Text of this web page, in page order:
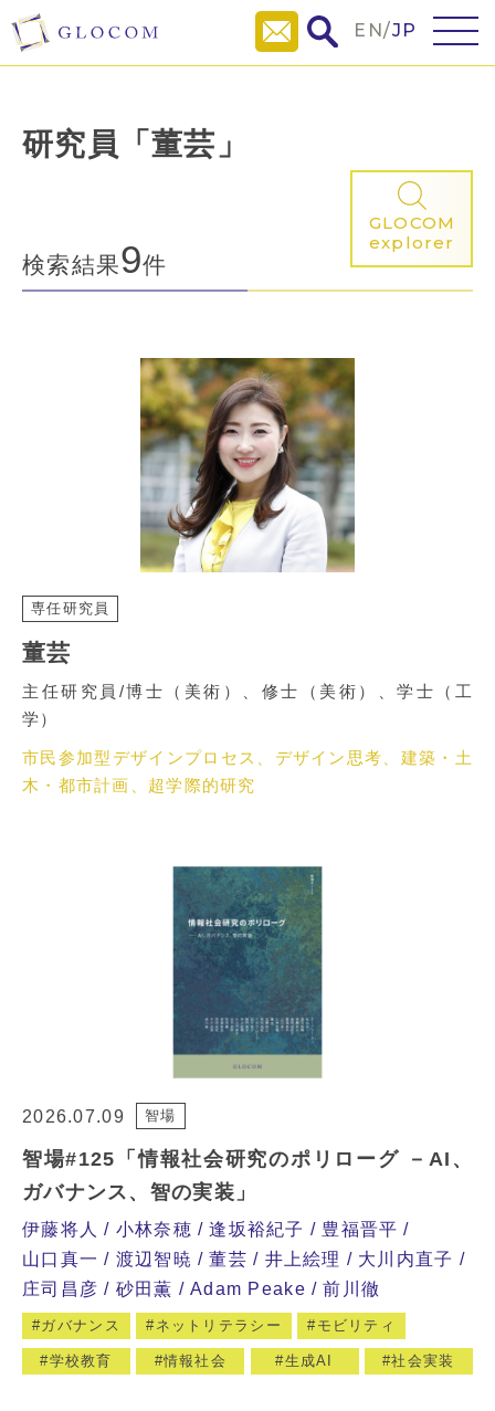
EN/JP
研究員「董芸」
GLOCOM
explorer
検索結果9件
専任研究員
董芸
主任研究員/博士（美術）、修士（美術）、学士（工
学）
市民参加型デザインプロセス、デザイン思考、建築・土
木・都市計画、超学際的研究
2026.07.09 智場
智場#125「情報社会研究のポリローグ －AI、
ガバナンス、智の実装」
伊藤将人 小林奈穂 逢坂裕紀子
豊福晋平
山口真一
渡辺智暁 董芸 井上絵理
大川内直子
庄司昌彦
砂田薫 Adam Peake 前川徹
ガバナンス ネットリテラシー モビリティ
学校教育 情報社会 生成AI 社会実装